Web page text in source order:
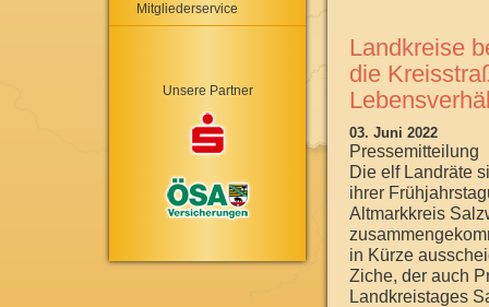
Mitgliederservice
Unsere Partner
Landkreise
die
03. Juni 2022
Pressemitteilung
Die elf Landräte
ihrer
Altmarkkreis
in Kürze
Ziche, der auch
Landkreistages